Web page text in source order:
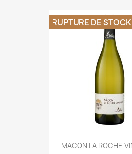
MACON LA ROCHE
RUPTURE DE STOCK